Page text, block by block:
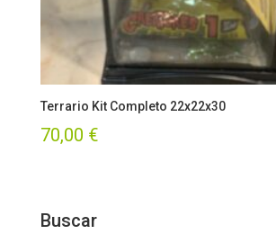
Terrario Kit Completo 22x22x30
70,00 €
Buscar